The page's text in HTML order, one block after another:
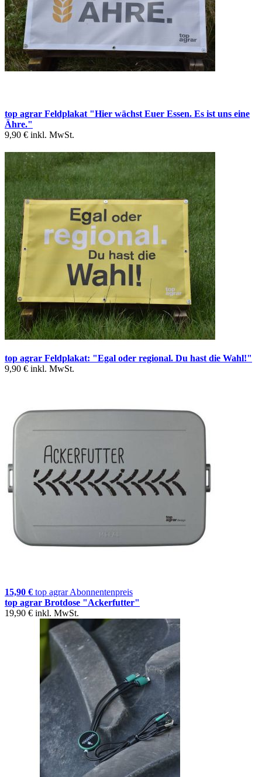
top agrar Feldplakat "Hier wächst Euer Essen. Es ist uns eine
Ähre."
9,90 € inkl. MwSt.
top agrar Feldplakat: "Egal oder regional. Du hast die Wahl!"
9,90 € inkl. MwSt.
15,90 € top agrar Abonnentenpreis
top agrar Brotdose "Ackerfutter"
19,90 € inkl. MwSt.